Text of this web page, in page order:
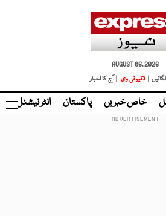
AUGUST 06, 2026
|
لائیو ٹی وی | آج کا اخبار
خاص خبریں پاکستان انٹر نیشنل